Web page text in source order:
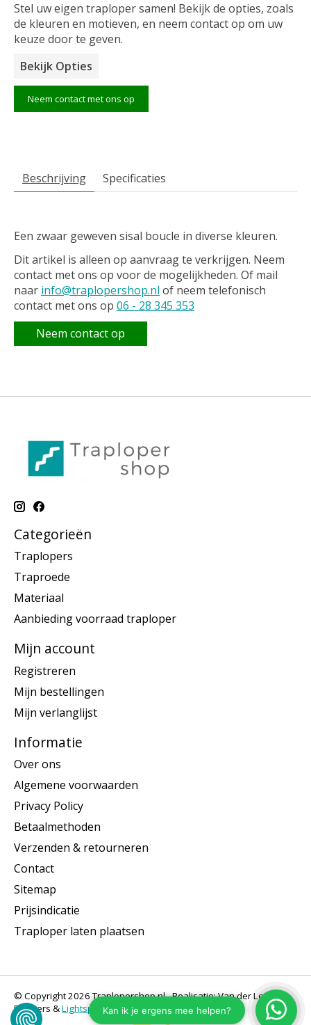
Stel uw eigen traploper samen! Bekijk de opties, zoals
de kleuren en motieven, en neem contact op om uw
keuze door te geven.
Bekijk Opties
Neem contact met ons op
Beschrijving Specificaties
Een zwaar geweven sisal boucle in diverse kleuren.
Dit artikel is alleen op aanvraag te verkrijgen. Neem
contact met ons op voor de mogelijkheden. Of mail
naar info@traplopershop.nl of neem telefonisch
contact met ons op 06 - 28 345 353
Neem contact op
Categorieën
Traplopers
Traproede
Materiaal
Aanbieding voorraad traploper
Mijn account
Registreren
Mijn bestellingen
Mijn verlanglijst
Informatie
Over ons
Algemene voorwaarden
Privacy Policy
Betaalmethoden
Verzenden & retourneren
Contact
Sitemap
Prijsindicatie
Traploper laten plaatsen
© Copyright 2026 Traplopershop.nl - Realisatie: Van der Let &
Partners &Lightspeed